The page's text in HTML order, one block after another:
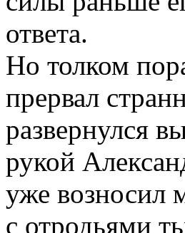
ответа.
Но толком
прервал
развернулся
рукой
уже возносил
с отродьями